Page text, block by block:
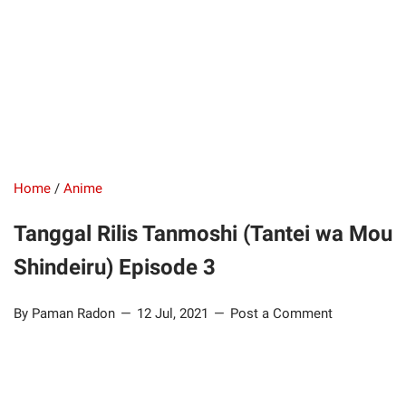
Home / Anime
Tanggal Rilis Tanmoshi (Tantei wa Mou
Shindeiru) Episode 3
By Paman Radon 12 Jul, 2021 Post a Comment